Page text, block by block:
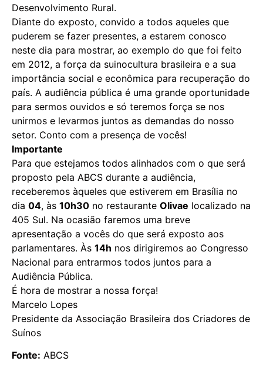
Desenvolvimento Rural.
Diante do exposto, convido a todos aqueles que
puderem se fazer presentes, a estarem conosco
neste dia para mostrar, ao exemplo do que foi feito
em 2012, a força da suinocultura brasileira e a sua
importância social e econômica para recuperação do
país. A audiência pública é uma grande oportunidade
para sermos ouvidos e só teremos força se nos
unirmos e levarmos juntos as demandas do nosso
setor. Conto com a presença de vocês!
Importante
Para que estejamos todos alinhados com o que será
proposto pela ABCS durante a audiência,
receberemos àqueles que estiverem em Brasília no
dia 04, às 10h30 no restaurante Olivae localizado na
405 Sul. Na ocasião faremos uma breve
apresentação a vocês do que será exposto aos
parlamentares. Às 14h nos dirigiremos ao Congresso
Nacional para entrarmos todos juntos para a
Audiência Pública.
É hora de mostrar a nossa força!
Marcelo Lopes
Presidente da Associação Brasileira dos Criadores de
Suínos
Fonte: ABCS